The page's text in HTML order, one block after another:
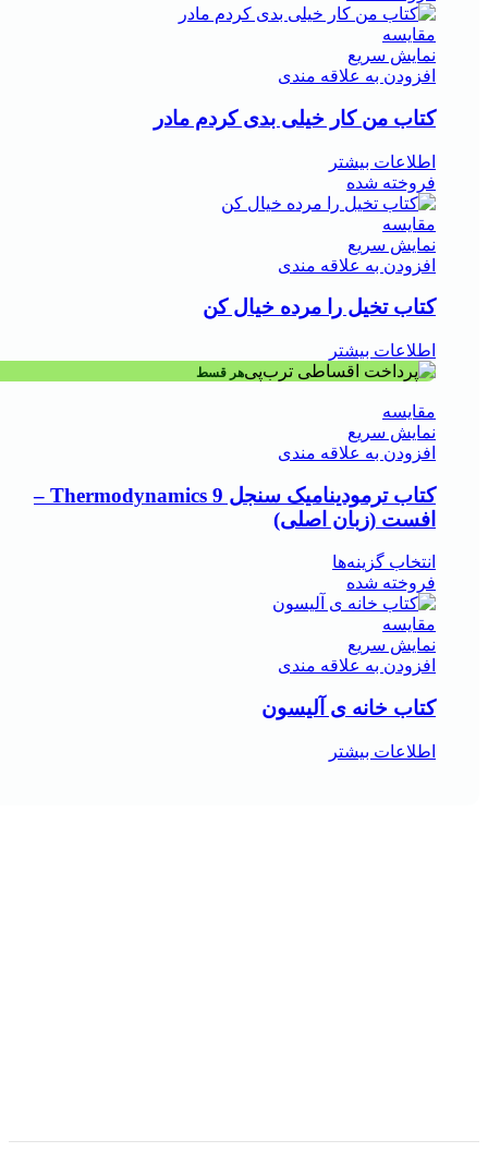
مقايسه
نمایش سریع
افزودن به علاقه مندی
کتاب من کار خیلی بدی کردم مادر
اطلاعات بیشتر
فروخته شده
مقايسه
نمایش سریع
افزودن به علاقه مندی
کتاب تخیل را مرده خیال کن
اطلاعات بیشتر
هر قسط
مقايسه
نمایش سریع
افزودن به علاقه مندی
کتاب ترمودینامیک سنجل 9 Thermodynamics –
افست (زبان اصلی)
انتخاب گزینه‌ها
فروخته شده
مقايسه
نمایش سریع
افزودن به علاقه مندی
کتاب خانه ی آلیسون
اطلاعات بیشتر